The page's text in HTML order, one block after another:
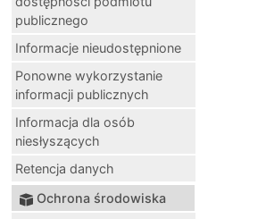
publicznego
Informacje nieudostępnione
Ponowne wykorzystanie
informacji publicznych
Informacja dla osób
niesłyszących
Retencja danych
Ochrona środowiska